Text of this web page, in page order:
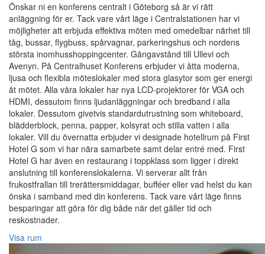
Önskar ni en konferens centralt i Göteborg så är vi rätt
anläggning för er. Tack vare vårt läge i Centralstationen har vi
möjligheter att erbjuda effektiva möten med omedelbar närhet till
tåg, bussar, flygbuss, spårvagnar, parkeringshus och nordens
största inomhusshoppingcenter. Gångavstånd till Ullevi och
Avenyn. På Centralhuset Konferens erbjuder vi åtta moderna,
ljusa och flexibla möteslokaler med stora glasytor som ger energi
åt mötet. Alla våra lokaler har nya LCD-projektorer för VGA och
HDMI, dessutom finns ljudanläggningar och bredband i alla
lokaler. Dessutom givetvis standardutrustning som whiteboard,
blädderblock, penna, papper, kolsyrat och stilla vatten i alla
lokaler. Vill du övernatta erbjuder vi designade hotellrum på First
Hotel G som vi har nära samarbete samt delar entré med. First
Hotel G har även en restaurang i toppklass som ligger i direkt
anslutning till konferenslokalerna. Vi serverar allt från
frukostfrallan till trerättersmiddagar, bufféer eller vad helst du kan
önska i samband med din konferens. Tack vare vårt läge finns
besparingar att göra för dig både när det gäller tid och
reskostnader.
Visa rum